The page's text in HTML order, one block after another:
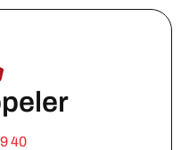
40